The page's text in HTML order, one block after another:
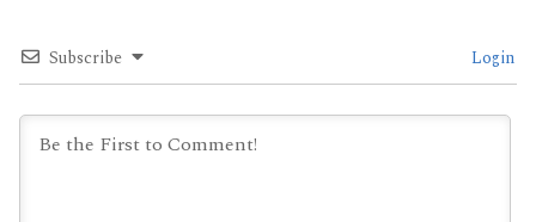
Subscribe Login